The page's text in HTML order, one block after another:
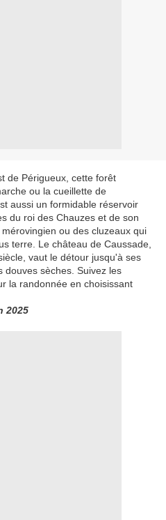
de Périgueux, cette forêt
ou la cueillette de
aussi un formidable réservoir
du roi des Chauzes et de son
ou des cluzeaux qui
terre. Le château de Caussade,
vaut le détour jusqu'à ses
douves sèches. Suivez les
la randonnée en choisissant
2025